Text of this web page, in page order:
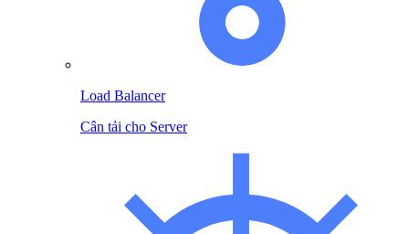
Load Balancer
Cân tải cho Server